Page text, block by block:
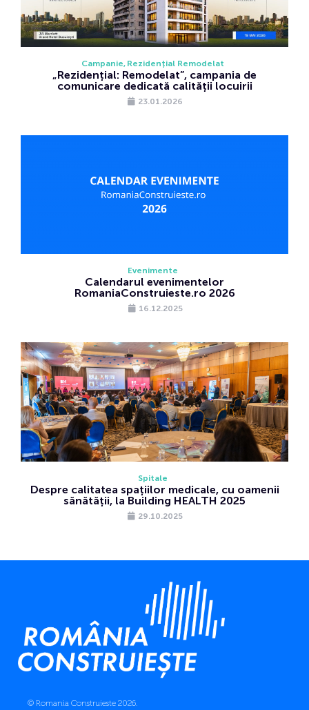
Campanie Rezidențial Remodelat
„Rezidențial: Remodelat”, campania de
comunicare dedicată calității locuirii
23.01.2026
Evenimente
Calendarul evenimentelor
RomaniaConstruieste.ro 2026
16.12.2025
Spitale
Despre calitatea spațiilor medicale, cu oamenii
sănătății, la Building HEALTH 2025
29.10.2025
© Romania Construieste 2026.